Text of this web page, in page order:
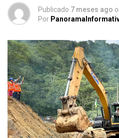
Publicado 7 meses ago
Por